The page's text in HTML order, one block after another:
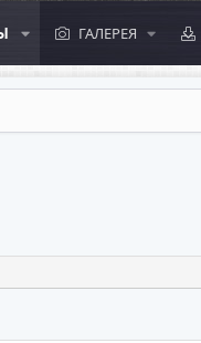
ГАЛЕРЕЯ